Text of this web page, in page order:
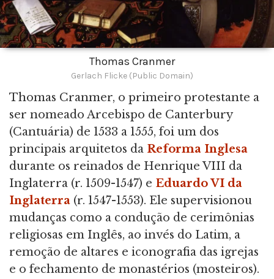
Thomas Cranmer
Gerlach Flicke (Public Domain)
Thomas Cranmer, o primeiro protestante a
ser nomeado Arcebispo de Canterbury
(Cantuária) de 1533 a 1555, foi um dos
principais arquitetos da Reforma Inglesa
durante os reinados de Henrique VIII da
Inglaterra (r. 1509-1547) e Eduardo VI da
Inglaterra (r. 1547-1553). Ele supervisionou
mudanças como a condução de cerimônias
religiosas em Inglês, ao invés do Latim, a
remoção de altares e iconografia das igrejas
e o fechamento de monastérios (mosteiros).